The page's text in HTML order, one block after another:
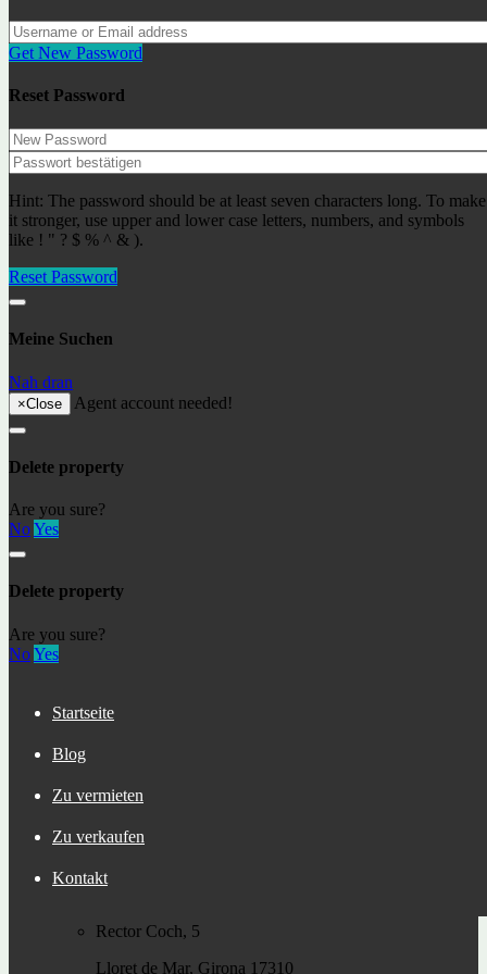
Get New Password
Reset Password
Hint: The password should be at least seven characters long. To make
it stronger, use upper and lower case letters, numbers, and symbols
like ! " ? $ % ^ & ).
Reset Password
Meine Suchen
Nah dran
×Close Agent account needed!
Delete property
Are you sure?
NoYes
Delete property
Are you sure?
NoYes
Startseite
Blog
Zu vermieten
Zu verkaufen
Kontakt
Lloret de Mar- Fenals ref: LM-019
233000€Wohnungen
170€
Unsere Agenten
Alexander I.
Immobilienspezialist
Wohnungen
156000€
Neueste beiträge
Residence permit in Spain and immigration
виды на горы и озера.
Digital nomads in 2023
Eine Wanderung – entlang des Sees zum größten Baum
Kataloniens!
verbinde dich mit uns
Rector Coch, 5
Lloret de Mar, Girona 17310